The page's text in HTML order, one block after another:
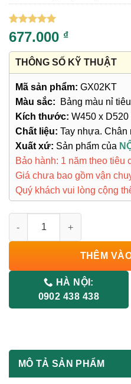
5trên 5
dựa trên
6
đánh giá
677.000 ₫
THÔNG SỐ KỸ THUẬT
Mã sản phẩm: GX02KT
Màu sắc: Bảng màu nỉ
Kích thước: W450 x
Chất liệu: Tay nhựa.
Xuất xứ: Sản phẩm của
Bảo hành: 1 năm theo tiêu
Giá chưa bao gồm vận
Quý khách vui lòng cộng
THÊM
HÀ NỘI:
0902 438 438
MÔ TẢ SẢN PHẨM